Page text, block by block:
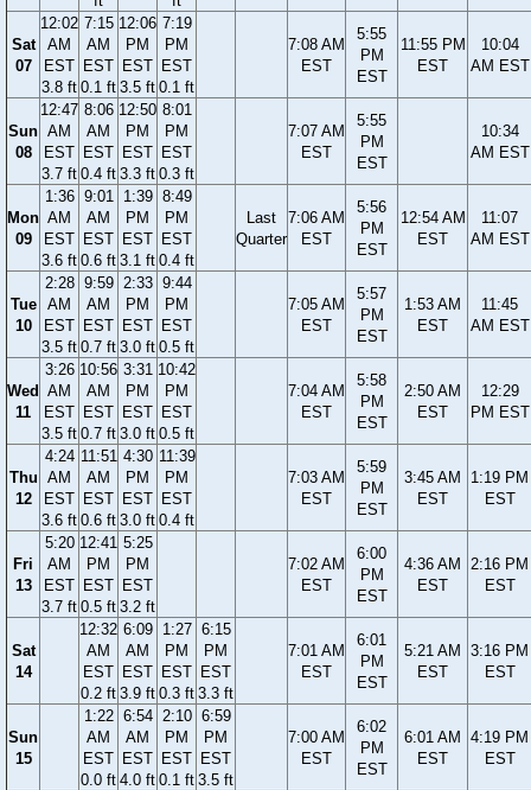
Sat
07
12:02
AM
EST
3.8 ft
7:15
AM
EST
0.1 ft
12:06
PM
EST
3.5 ft
7:19
PM
EST
0.1 ft
7:08 AM
EST
5:55
PM
EST
11:55 PM
EST
10:04
AM EST
Sun
08
12:47
AM
EST
3.7 ft
8:06
AM
EST
0.4 ft
12:50
PM
EST
3.3 ft
8:01
PM
EST
0.3 ft
7:07 AM
EST
5:55
PM
EST
10:34
AM EST
Mon
09
1:36
AM
EST
3.6 ft
9:01
AM
EST
0.6 ft
1:39
PM
EST
3.1 ft
8:49
PM
EST
0.4 ft
Last
Quarter
7:06 AM
EST
5:56
PM
EST
12:54 AM
EST
11:07
AM EST
Tue
10
2:28
AM
EST
3.5 ft
9:59
AM
EST
0.7 ft
2:33
PM
EST
3.0 ft
9:44
PM
EST
0.5 ft
7:05 AM
EST
5:57
PM
EST
1:53 AM
EST
11:45
AM EST
Wed
11
3:26
AM
EST
3.5 ft
10:56
AM
EST
0.7 ft
3:31
PM
EST
3.0 ft
10:42
PM
EST
0.5 ft
7:04 AM
EST
5:58
PM
EST
2:50 AM
EST
12:29
PM EST
Thu
12
4:24
AM
EST
3.6 ft
11:51
AM
EST
0.6 ft
4:30
PM
EST
3.0 ft
11:39
PM
EST
0.4 ft
7:03 AM
EST
5:59
PM
EST
3:45 AM
EST
1:19 PM
EST
Fri
13
5:20
AM
EST
3.7 ft
12:41
PM
EST
0.5 ft
5:25
PM
EST
3.2 ft
7:02 AM
EST
6:00
PM
EST
4:36 AM
EST
2:16 PM
EST
Sat
14
12:32
AM
EST
0.2 ft
6:09
AM
EST
3.9 ft
1:27
PM
EST
0.3 ft
6:15
PM
EST
3.3 ft
7:01 AM
EST
6:01
PM
EST
5:21 AM
EST
3:16 PM
EST
Sun
15
1:22
AM
EST
0.0 ft
6:54
AM
EST
4.0 ft
2:10
PM
EST
0.1 ft
6:59
PM
EST
3.5 ft
7:00 AM
EST
6:02
PM
EST
6:01 AM
EST
4:19 PM
EST